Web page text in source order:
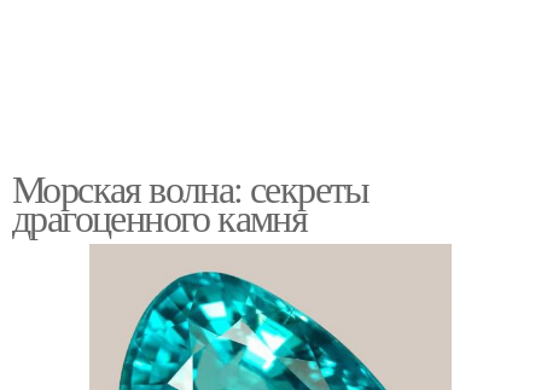
Морская волна: секреты
драгоценного камня